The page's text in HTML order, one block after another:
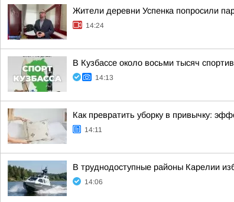
Жители деревни Успенка попросили
14:24
В Кузбассе около восьми тысяч
14:13
Как превратить уборку в привычку:
14:11
В труднодоступные районы Карелии
14:06